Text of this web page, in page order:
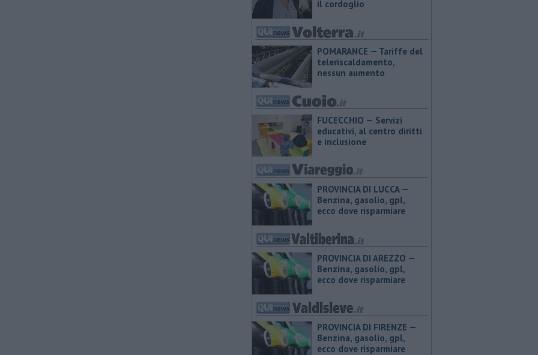
il cordoglio
POMARANCE — Tariffe del
teleriscaldamento,
nessun aumento
FUCECCHIO — Servizi
educativi, al centro diritti
e inclusione
PROVINCIA DI LUCCA — ​
Benzina, gasolio, gpl,
ecco dove risparmiare
PROVINCIA DI AREZZO — ​
Benzina, gasolio, gpl,
ecco dove risparmiare
PROVINCIA DI FIRENZE — ​
Benzina, gasolio, gpl,
ecco dove risparmiare